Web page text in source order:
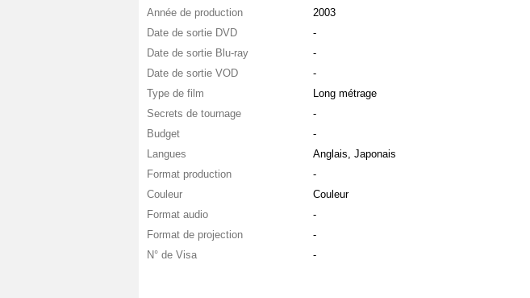
Année de production
2003
Date de sortie DVD
-
Date de sortie Blu-ray
-
Date de sortie VOD
-
Type de film
Long métrage
Secrets de tournage
-
Budget
-
Langues
Anglais, Japonais
Format production
-
Couleur
Couleur
Format audio
-
Format de projection
-
N° de Visa
-